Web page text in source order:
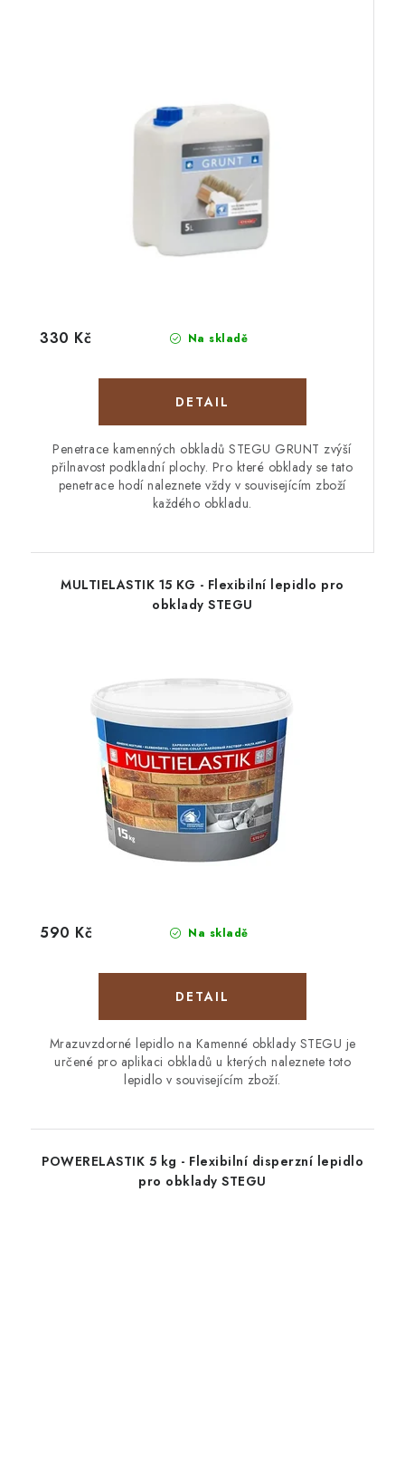
Na skladě
330 Kč
Penetrace kamenných obkladů STEGU GRUNT zvýší
přilnavost podkladní plochy. Pro které obklady se tato
penetrace hodí naleznete vždy v souvisejícím zboží
každého obkladu.
MULTIELASTIK 15 KG - Flexibilní lepidlo pro
obklady STEGU
Na skladě
590 Kč
Mrazuvzdorné lepidlo na Kamenné obklady STEGU je
určené pro aplikaci obkladů u kterých naleznete toto
lepidlo v souvisejícím zboží.
POWERELASTIK 5 kg - Flexibilní disperzní lepidlo
pro obklady STEGU